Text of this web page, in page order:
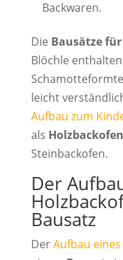
Backwaren.
Die Bausätze
Blöchle
leicht
Aufbau zum
als Holzbackofen
Steinbackofen.
Der
Bausatz
DerAufbau